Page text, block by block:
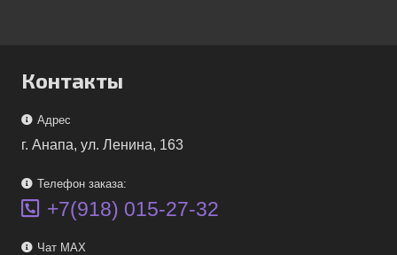
Контакты
Адрес
г. Анапа, ул. Ленина, 163
Телефон заказа:
+7(918) 015-27-32
Чат MAX